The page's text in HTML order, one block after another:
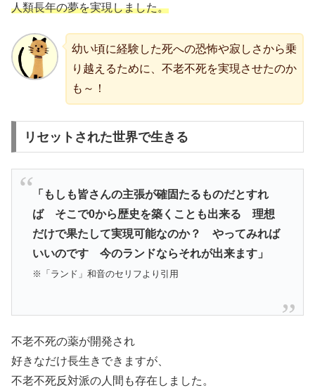
人類長年の夢を実現しました。
幼い頃に経験した死への恐怖や寂しさから乗
り越えるために、不老不死を実現させたのか
も～！
リセットされた世界で生きる
「もしも皆さんの主張が確固たるものだとすれ
ば そこで0から歴史を築くことも出来る 理想
だけで果たして実現可能なのか？ やってみれば
いいのです 今のランドならそれが出来ます」
※「ランド」和音のセリフより引用
不老不死の薬が開発され
好きなだけ長生きできますが、
不老不死反対派の人間も存在しました。